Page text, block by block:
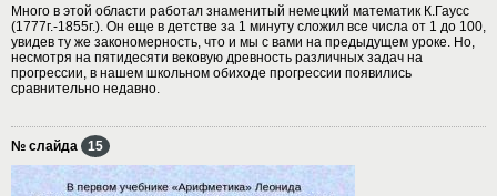
Много в этой области работал знаменитый немецкий математик К.Гаусс
(1777г.-1855г.). Он еще в детстве за 1 минуту сложил все числа от 1 до 100,
увидев ту же закономерность, что и мы с вами на предыдущем уроке. Но,
несмотря на пятидесяти вековую древность различных задач на
прогрессии, в нашем школьном обиходе прогрессии появились
сравнительно недавно.
№ слайда 15